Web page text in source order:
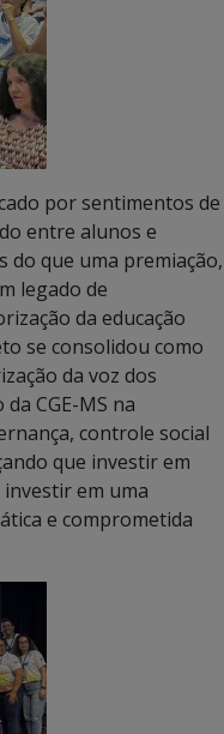
por sentimentos de
entre alunos e
do que uma premiação,
legado de
da educação
se consolidou como
da voz dos
CGE-MS na
controle social
que investir em
em uma
e comprometida